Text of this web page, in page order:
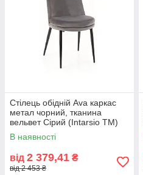
Стілець обідній Ava каркас
метал чорний, тканина
вельвет Сірий (Intarsio TM)
В наявності
від 2 379,41 ₴
від 2 453 ₴